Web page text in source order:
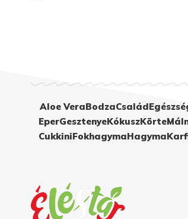
Aloe VeraBodzaCsalád
EperGesztenyeKókuszKörte
CukkiniFokhagymaHagyma